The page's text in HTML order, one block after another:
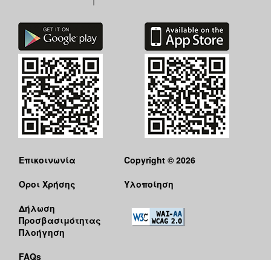
Επικοινωνία
Όροι Χρήσης
Δήλωση
Προσβασιμότητας
Πλοήγηση
FAQs
Copyright © 2026
Υλοποίηση